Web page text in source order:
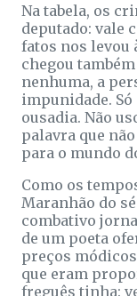
Na tabela, os
deputado: vale
fatos nos levou
chegou
nenhuma, a
impunidade.
ousadia. Não
palavra que
para o mundo
Como os
Maranhão do
combativo
de um poeta
preços
que eram
freguês tinha: